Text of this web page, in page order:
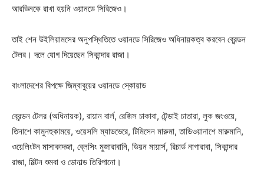
আরভিনকে রাখা হয়নি ওয়ানডে সিরিজেও।
তাই শেন উইলিয়ামসের অনুপস্থিতিতে ওয়ানডে সিরিজেও অধিনায়কত্ব করবেন ব্রেন্ডন
টেলর। দলে যোগ দিয়েছেন সিকান্দার রাজা।
বাংলাদেশের বিপক্ষে জিম্বাবুয়ের ওয়ানডে স্কোয়াড
ব্রেন্ডন টেলর (অধিনায়ক), রায়ান বার্ল, রেজিস চাকাবা, টেন্ডাই চাতারা, লুক জংওয়ে,
তিনাশে কামুনহুকাময়ে, ওয়েসলি ম্যাডভেরে, টিমিসেন মারুমা, তাডিওয়ানাশে মারুমানি,
ওয়েলিংটন মাসাকাদজা, ব্লেসিং মুজারাবানি, ডিয়ন মায়ার্স, রিচার্ড নাগারাবা, সিকান্দার
রাজা, মিল্টন শুমবা ও ডোনাল্ড তিরিপানো।